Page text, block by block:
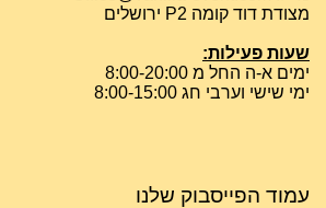
מצודת דוד קומה P2 ירושלים
שעות פעילות:
ימים א-ה החל מ 8:00-20:00
ימי שישי וערבי חג 8:00-15:00
עמוד הפייסבוק שלנו